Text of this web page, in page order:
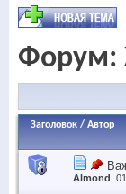
Форум:
Заголовок / Автор
Almond ,